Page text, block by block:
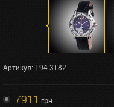
Артикул: 194.3182
7911 грн